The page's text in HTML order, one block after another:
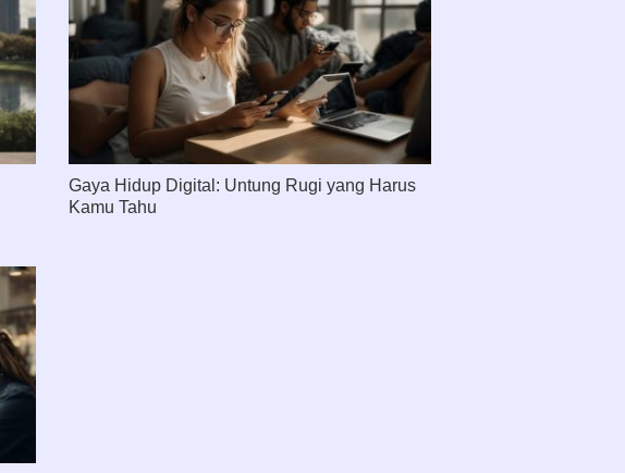
Gaya Hidup Digital: Untung Rugi yang Harus
Kamu Tahu